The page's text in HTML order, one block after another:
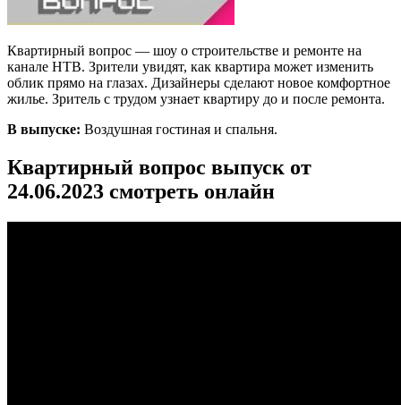
Квартирный вопрос — шоу о строительстве и ремонте на
канале НТВ. Зрители увидят, как квартира может изменить
облик прямо на глазах. Дизайнеры сделают новое комфортное
жилье. Зритель с трудом узнает квартиру до и после ремонта.
В выпуске: Воздушная гостиная и спальня.
Квартирный вопрос выпуск от
24.06.2023 смотреть онлайн